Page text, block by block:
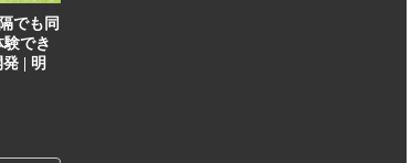
でも同
でき
| 明